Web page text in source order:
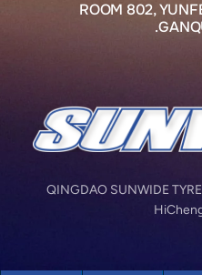
ROOM 802,
©2025 QINGDAO SUNWIDE